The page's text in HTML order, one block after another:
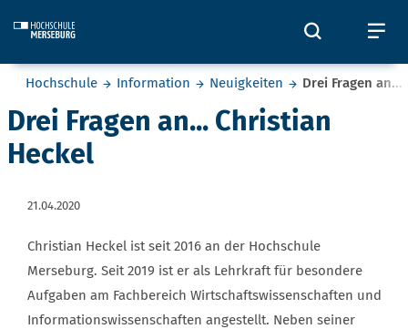
Öffnet
Sie befinden sich hier:
Hochschule Information Neuigkeiten Drei Fragen
Drei Fragen an... Christian
Heckel
21.04.2020
Christian Heckel ist seit 2016 an der Hochschule
Merseburg. Seit 2019 ist er als Lehrkraft für besondere
Aufgaben am Fachbereich Wirtschaftswissenschaften und
Informationswissenschaften angestellt. Neben seiner